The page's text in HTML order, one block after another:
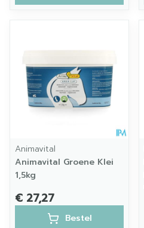
Animavital
Animavital Groene Klei
1,5kg
€ 27,27
Bestel